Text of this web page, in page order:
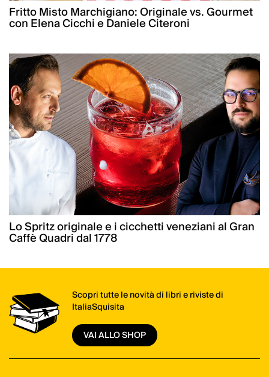
Fritto Misto Marchigiano: Originale vs. Gourmet
con Elena Cicchi e Daniele Citeroni
Lo Spritz originale e i cicchetti veneziani al Gran
Caffè Quadri dal 1778
Scopri tutte le novità di libri e riviste di
ItaliaSquisita
VAI ALLO SHOP